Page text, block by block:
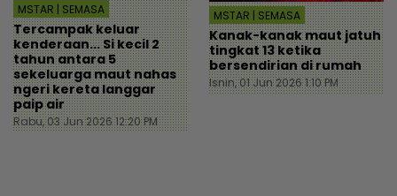
MSTAR | SEMASA
Tercampak keluar
kenderaan... Si kecil 2
tahun antara 5
sekeluarga maut nahas
ngeri kereta langgar
paip air
Rabu, 03 Jun 2026 12:20 PM
MSTAR | SEMASA
Kanak-kanak maut jatuh
tingkat 13 ketika
bersendirian di rumah
Isnin, 01 Jun 2026 1:10 PM